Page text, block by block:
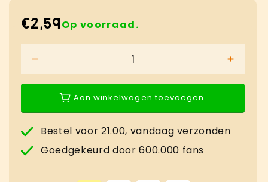
Normale
€2,59 Op voorraad.
verlagen
Saoto
Trafasie
360ml
Aantal
360ml
Aan winkelwagen toevoegen
Bestel voor 21.00, vandaag verzonden
Goedgekeurd door 600.000 fans